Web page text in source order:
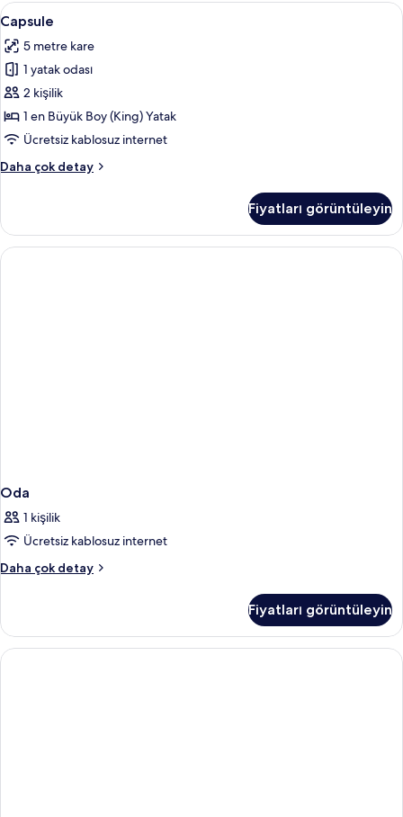
Capsule
için
tüm
fotoğrafları
görün
Capsule | Kuştüyü yorgan, minibar,
5
Capsule
5 metre kare
1 yatak odası
2 kişilik
1 en Büyük Boy (King) Yatak
Ücretsiz kablosuz internet
Daha çok detay
Capsule
detay
Fiyatları görüntüleyin
Oda
1 kişilik
Ücretsiz kablosuz internet
Daha çok detay
Oda
detay
Fiyatları görüntüleyin